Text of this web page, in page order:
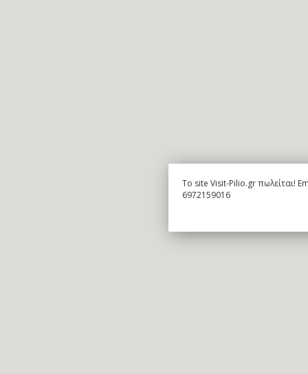
To site Visit-Pilio.gr πωλείται!
6972159016